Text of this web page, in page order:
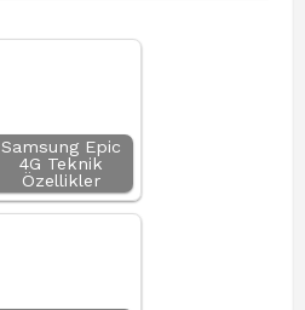
Samsung Epic
4G Teknik
Özellikler